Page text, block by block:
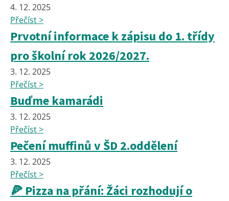
4. 12. 2025
Přečíst >
Prvotní informace k zápisu do 1. třídy
pro školní rok 2026/2027.
3. 12. 2025
Přečíst >
Buďme kamarádi
3. 12. 2025
Přečíst >
Pečení muffinů v ŠD 2.oddělení
3. 12. 2025
Přečíst >
🍕 Pizza na přání: Žáci rozhodují o